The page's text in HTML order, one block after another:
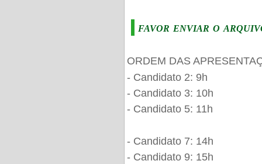
favor enviar o
ORDEM DAS
- Candidato 2: 9h
- Candidato 3: 10h
- Candidato 5: 11h
- Candidato 7: 14h
- Candidato 9: 15h